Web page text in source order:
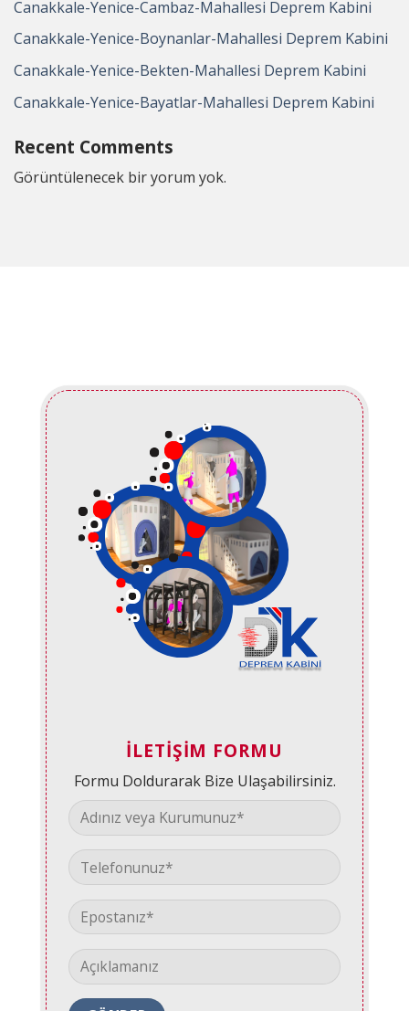
Canakkale-Yenice-Cambaz-Mahallesi Deprem Kabini
Canakkale-Yenice-Boynanlar-Mahallesi Deprem Kabini
Canakkale-Yenice-Bekten-Mahallesi Deprem Kabini
Canakkale-Yenice-Bayatlar-Mahallesi Deprem Kabini
Recent Comments
Görüntülenecek bir yorum yok.
İLETIŞIM FORMU
Formu Doldurarak Bize Ulaşabilirsiniz.